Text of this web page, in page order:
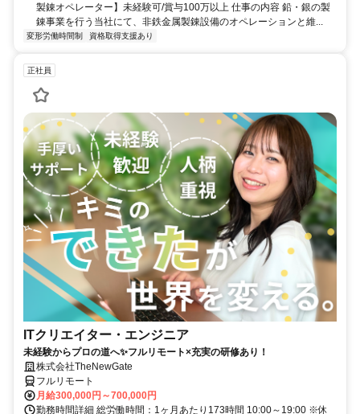
製錬オペレーター】未経験可/賞与100万以上 仕事の内容 鉛・銀の製
錬事業を行う当社にて、非鉄金属製錬設備のオペレーションと維...
変形労働時間制 資格取得支援あり
正社員
ITクリエイター・エンジニア
未経験からプロの道へ✨フルリモート×充実の研修あり！
株式会社TheNewGate
フルリモート
月給300,000円～700,000円
勤務時間詳細 総労働時間：1ヶ月あたり173時間 10:00～19:00 ※休